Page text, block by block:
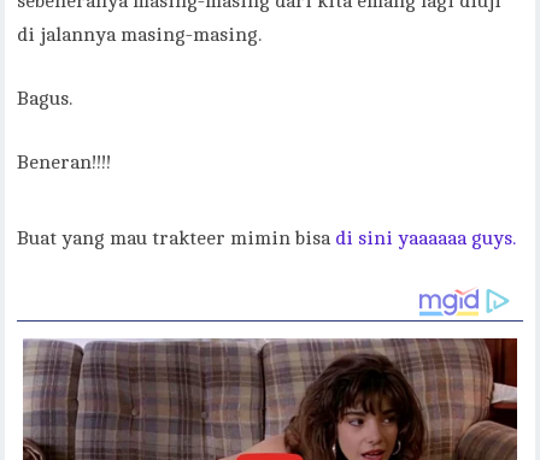
di jalannya masing-masing.
Bagus.
Beneran!!!!
Buat yang mau trakteer mimin bisa di sini yaaaaaa guys.